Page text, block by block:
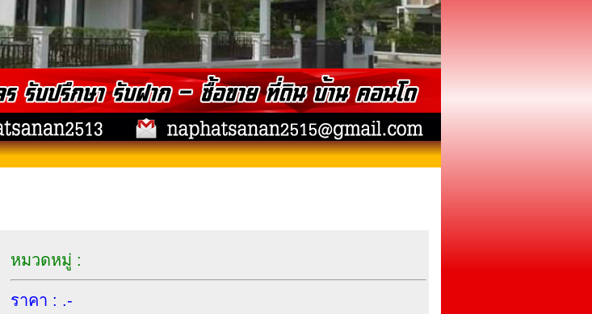
หมวดหมู่ :
ราคา : .-